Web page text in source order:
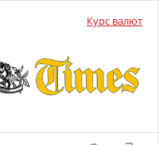
Курс валют